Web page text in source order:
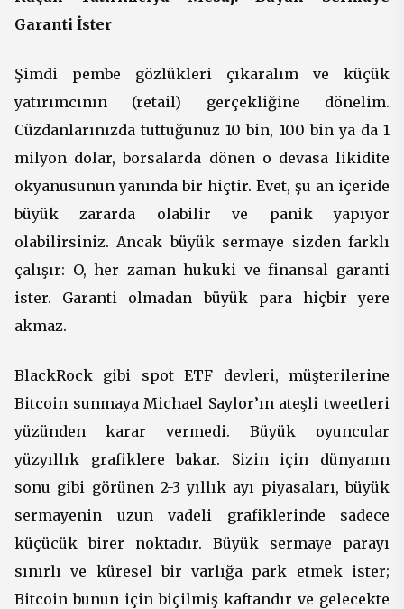
Garanti İster
Şimdi pembe gözlükleri çıkaralım ve küçük
yatırımcının (retail) gerçekliğine dönelim.
Cüzdanlarınızda tuttuğunuz 10 bin, 100 bin ya da 1
milyon dolar, borsalarda dönen o devasa likidite
okyanusunun yanında bir hiçtir. Evet, şu an içeride
büyük zararda olabilir ve panik yapıyor
olabilirsiniz. Ancak büyük sermaye sizden farklı
çalışır: O, her zaman hukuki ve finansal garanti
ister. Garanti olmadan büyük para hiçbir yere
akmaz.
BlackRock gibi spot ETF devleri, müşterilerine
Bitcoin sunmaya Michael Saylor’ın ateşli tweetleri
yüzünden karar vermedi. Büyük oyuncular
yüzyıllık grafiklere bakar. Sizin için dünyanın
sonu gibi görünen 2-3 yıllık ayı piyasaları, büyük
sermayenin uzun vadeli grafiklerinde sadece
küçücük birer noktadır. Büyük sermaye parayı
sınırlı ve küresel bir varlığa park etmek ister;
Bitcoin bunun için biçilmiş kaftandır ve gelecekte